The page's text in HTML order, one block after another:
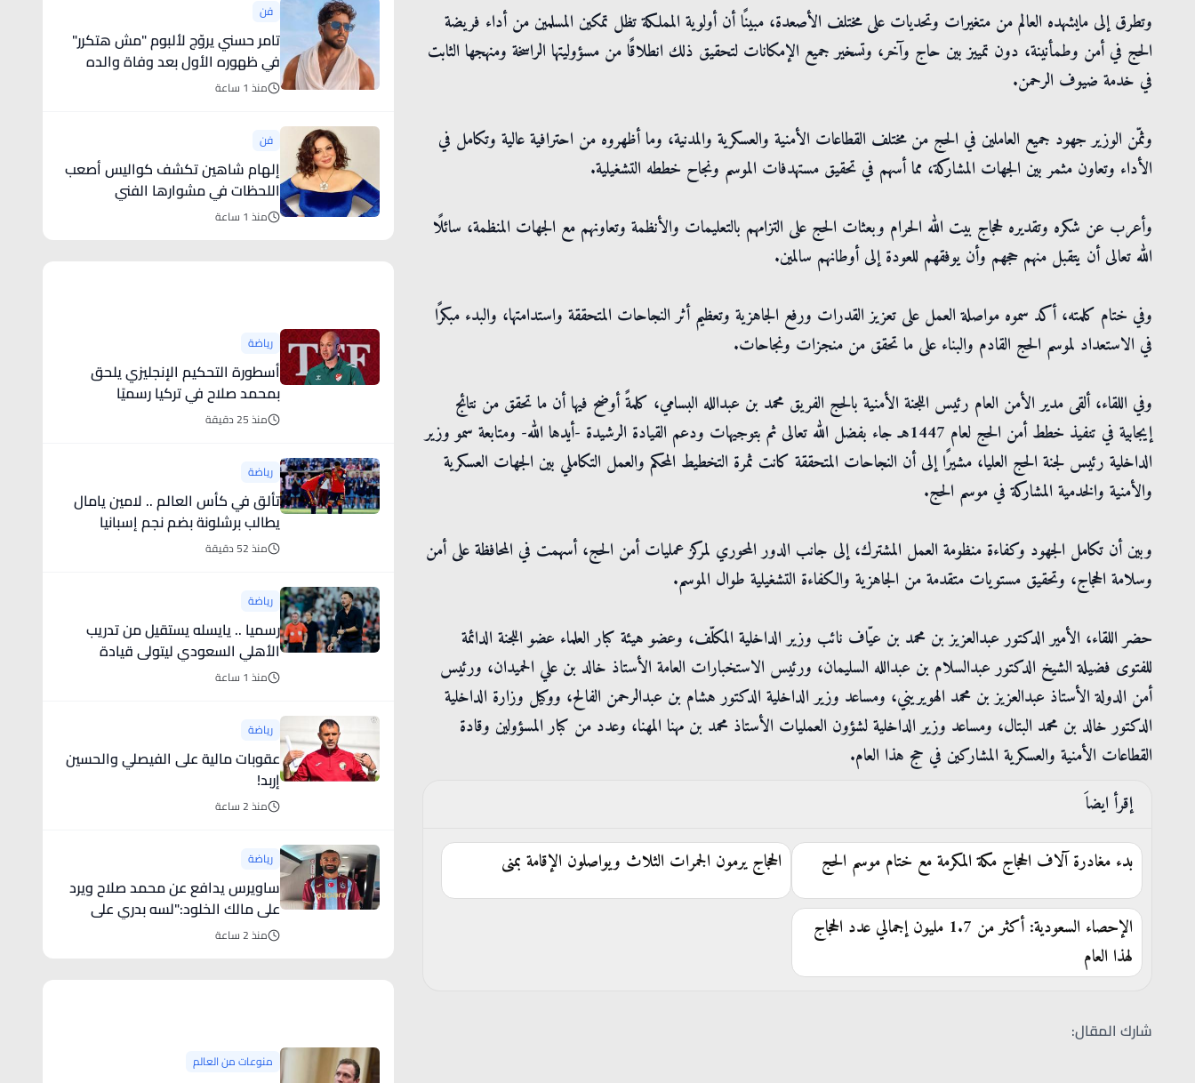
وتطرق إلى مايشهده العالم من متغيرات وتحديات على مختلف الأصعدة، مبينًا أن أولوية المملكة تظل تمكين المسلمين من أداء فريضة
الحج في أمن وطمأنينة، دون تمييز بين حاج وآخر، وتسخير جميع الإمكانات لتحقيق ذلك انطلاقًا من مسؤوليتها الراسخة ومنهجها الثابت
في خدمة ضيوف الرحمن.
وثمّن الوزير جهود جميع العاملين في الحج من مختلف القطاعات الأمنية والعسكرية والمدنية، وما أظهروه من احترافية عالية وتكامل في
الأداء وتعاون مثمر بين الجهات المشاركة، مما أسهم في تحقيق مستهدفات الموسم ونجاح خططه التشغيلية.
وأعرب عن شكره وتقديره لحجاج بيت الله الحرام وبعثات الحج على التزامهم بالتعليمات والأنظمة وتعاونهم مع الجهات المنظمة، سائلًا
الله تعالى أن يتقبل منهم حجهم وأن يوفقهم للعودة إلى أوطانهم سالمين.
وفي ختام كلمته، أكد سموه مواصلة العمل على تعزيز القدرات ورفع الجاهزية وتعظيم أثر النجاحات المتحققة واستدامتها، والبدء مبكرًا
في الاستعداد لموسم الحج القادم والبناء على ما تحقق من منجزات ونجاحات.
وفي اللقاء، ألقى مدير الأمن العام رئيس اللجنة الأمنية بالحج الفريق محمد بن عبدالله البسامي، كلمةً أوضح فيها أن ما تحقق من نتائج
إيجابية في تنفيذ خطط أمن الحج لعام 1447هـ جاء بفضل الله تعالى ثم بتوجيهات ودعم القيادة الرشيدة -أيدها الله- ومتابعة سمو وزير
الداخلية رئيس لجنة الحج العليا، مشيرًا إلى أن النجاحات المتحققة كانت ثمرة التخطيط المحكم والعمل التكاملي بين الجهات العسكرية
والأمنية والخدمية المشاركة في موسم الحج.
وبين أن تكامل الجهود وكفاءة منظومة العمل المشترك، إلى جانب الدور المحوري لمركز عمليات أمن الحج، أسهمت في المحافظة على أمن
وسلامة الحجاج، وتحقيق مستويات متقدمة من الجاهزية والكفاءة التشغيلية طوال الموسم.
حضر اللقاء، الأمير الدكتور عبدالعزيز بن محمد بن عيّاف نائب وزير الداخلية المكلّف، وعضو هيئة كبار العلماء عضو اللجنة الدائمة
للفتوى فضيلة الشيخ الدكتور عبدالسلام بن عبدالله السليمان، ورئيس الاستخبارات العامة الأستاذ خالد بن علي الحميدان، ورئيس
أمن الدولة الأستاذ عبدالعزيز بن محمد الهويريني، ومساعد وزير الداخلية الدكتور هشام بن عبدالرحمن الفالح، ووكيل وزارة الداخلية
الدكتور خالد بن محمد البتال، ومساعد وزير الداخلية لشؤون العمليات الأستاذ محمد بن مهنا المهنا، وعدد من كبار المسؤولين وقادة
القطاعات الأمنية والعسكرية المشاركين في حج هذا العام.
إقرأ ايضاَ
بدء مغادرة آلاف الحجاج مكة المكرمة مع ختام موسم الحج
الحجاج يرمون الجمرات الثلاث ويواصلون الإقامة بمنى
الإحصاء السعودية: أكثر من 1.7 مليون إجمالي عدد الحجاج
لهذا العام
شارك المقال:
فن
تامر حسني يروّج لألبوم "مش هتكرر"
في ظهوره الأول بعد وفاة والده
(فيديو)
منذ 1 ساعة
فن
إلهام شاهين تكشف كواليس أصعب
اللحظات في مشوارها الفني
منذ 1 ساعة
رياضة
أسطورة التحكيم الإنجليزي يلحق
بمحمد صلاح في تركيا رسميًا
منذ 25 دقيقة
رياضة
تألق في كأس العالم .. لامين يامال
يطالب برشلونة بضم نجم إسبانيا
منذ 52 دقيقة
رياضة
رسميا .. يايسله يستقيل من تدريب
الأهلي السعودي ليتولى قيادة
نيوكاسل الإنجليزي
منذ 1 ساعة
رياضة
عقوبات مالية على الفيصلي والحسين
إربد!
منذ 2 ساعة
رياضة
ساويرس يدافع عن محمد صلاح ويرد
على مالك الخلود:"لسه بدري على
التقاعد"
منذ 2 ساعة
منوعات من العالم